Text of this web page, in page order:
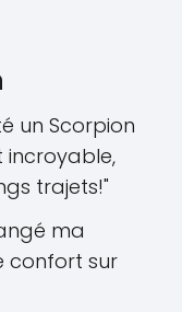
un Scorpion
incroyable,
trajets!"
ma
confort sur